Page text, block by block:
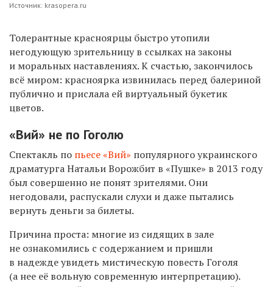
Источник: krasopera.ru
Толерантные красноярцы быстро утопили
негодующую зрительницу в ссылках на законы
и моральных наставлениях. К счастью, закончилось
всё миром: красноярка извинилась перед балериной
публично и прислала ей виртуальный букетик
цветов.
«Вий» не по Гоголю
Спектакль по пьесе «Вий» популярного украинского
драматурга Натальи Ворожбит в «Пушке» в 2013 году
был совершенно не понят зрителями. Они
негодовали, распускали слухи и даже пытались
вернуть деньги за билеты.
Причина проста: многие из сидящих в зале
не ознакомились с содержанием и пришли
в надежде увидеть мистическую повесть Гоголя
(а нее её вольную современную интерпретацию).